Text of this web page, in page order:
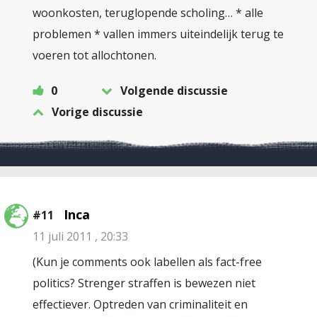
woonkosten, teruglopende scholing… * alle
problemen * vallen immers uiteindelijk terug te
voeren tot allochtonen.
0
Volgende discussie
Vorige discussie
#11 Inca
11 juli 2011 , 20:33
(Kun je comments ook labellen als fact-free
politics? Strenger straffen is bewezen niet
effectiever. Optreden van criminaliteit en